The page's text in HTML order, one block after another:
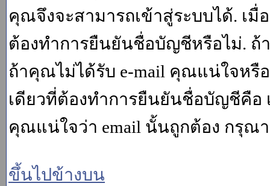
คุณจึงจะสามารถเข้าสู่ระบบได้. เ
ต้องทำการยืนยันชื่อบัญชีหรือไม่.
ถ้าคุณไม่ได้รับ e-mail คุณแน่ใจหรื
เดียวที่ต้องทำการยืนยันชื่อบัญชีคือ
คุณแน่ใจว่า email นั้นถูกต้อง กรุณ
ขึ้นไปข้างบน